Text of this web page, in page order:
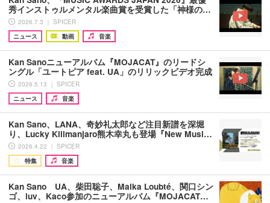
秀インストゥルメンタル楽曲賞を受賞した「神様の…
2026.7.3 ｜ SPICER
ニュース
動画 音楽
Kan Sanoニューアルバム『MOJACAT』のリードシ
ングル「ユートピア feat. UA」のリリックビデオ完成
2026.5.13 ｜ SPICER
ニュース
音楽
Kan Sano、LANA、奇妙礼太郎など注目新譜を深堀
り、Lucky Kilimanjaro熊木幸丸も登場『New Musi…
2026.4.22 ｜ SPICER
特集
音楽
Kan Sano UA、柴田聡子、Maika Loubté、関口シン
ゴ、luv、Kaco参加のニューアルバム『MOJACAT…